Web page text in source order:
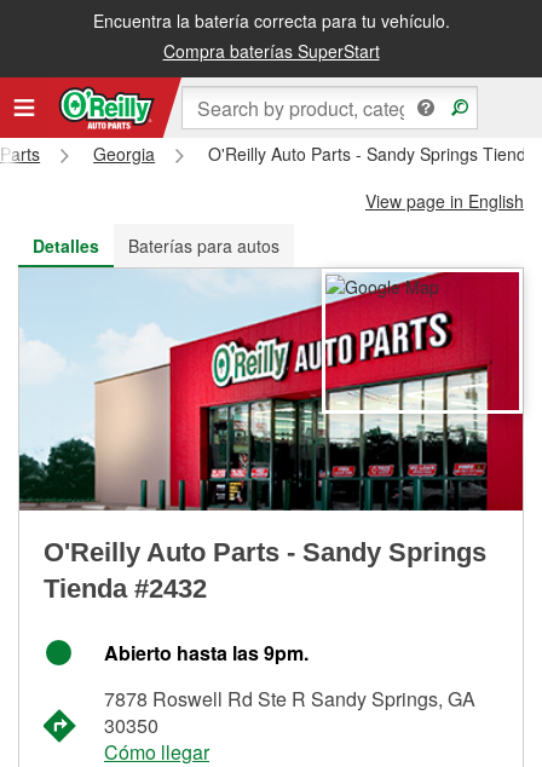
Encuentra la batería correcta para tu vehículo.
Compra baterías SuperStart
Recibe tu orden gratis al día siguiente o recógela en la tienda
Georgia
O'Reilly Auto Parts - Sandy Springs Tienda
View page in English
Detalles
Baterías para autos
O'Reilly Auto Parts - Sandy Springs
Tienda #2432
Abierto hasta las 9pm.
7878 Roswell Rd Ste R Sandy Springs, GA
30350
Cómo llegar